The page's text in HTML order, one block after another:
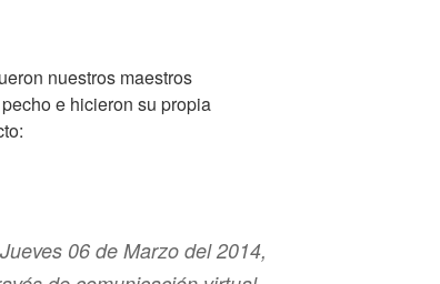
nuestros maestros
e hicieron su propia
06 de Marzo del 2014,